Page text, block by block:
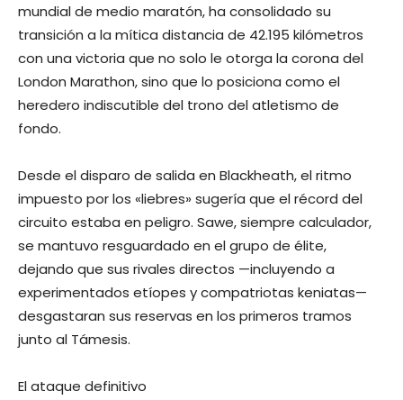
mundial de medio maratón, ha consolidado su
transición a la mítica distancia de 42.195 kilómetros
con una victoria que no solo le otorga la corona del
London Marathon, sino que lo posiciona como el
heredero indiscutible del trono del atletismo de
fondo.
Desde el disparo de salida en Blackheath, el ritmo
impuesto por los «liebres» sugería que el récord del
circuito estaba en peligro. Sawe, siempre calculador,
se mantuvo resguardado en el grupo de élite,
dejando que sus rivales directos —incluyendo a
experimentados etíopes y compatriotas keniatas—
desgastaran sus reservas en los primeros tramos
junto al Támesis.
El ataque definitivo